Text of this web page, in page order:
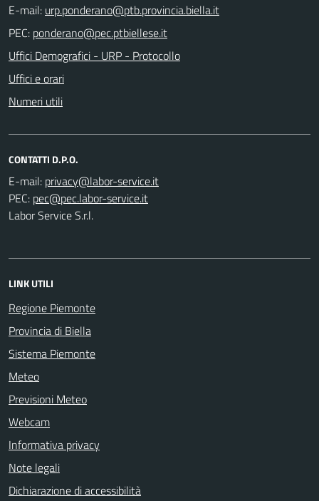
E-mail:
PEC:
Uffici Demografici - URP - Protocollo
Uffici e orari
Numeri utili
CONTATTI D.P.O.
E-mail:
PEC:
Labor Service S.r.l.
LINK UTILI
Regione Piemonte
Provincia di Biella
Sistema Piemonte
Meteo
Previsioni Meteo
Webcam
Informativa privacy
Note legali
Dichiarazione di accessibilità